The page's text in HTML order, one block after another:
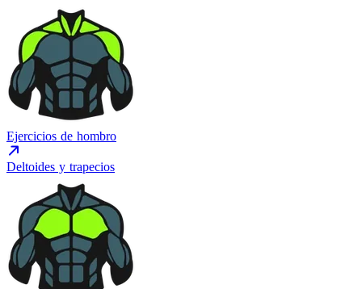
Ejercicios de hombro
Deltoides y trapecios